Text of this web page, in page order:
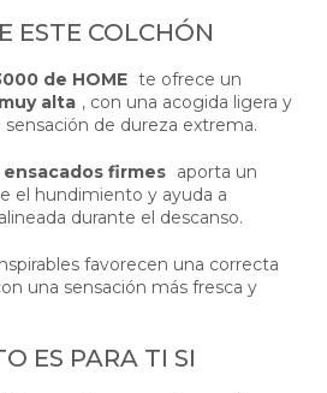
ESTE COLCHÓN
de HOME te ofrece un
alta , con una acogida ligera y
de dureza extrema.
firmes aporta un
el hundimiento y ayuda a
durante el descanso.
favorecen una correcta
una sensación más fresca y
ES PARA TI SI